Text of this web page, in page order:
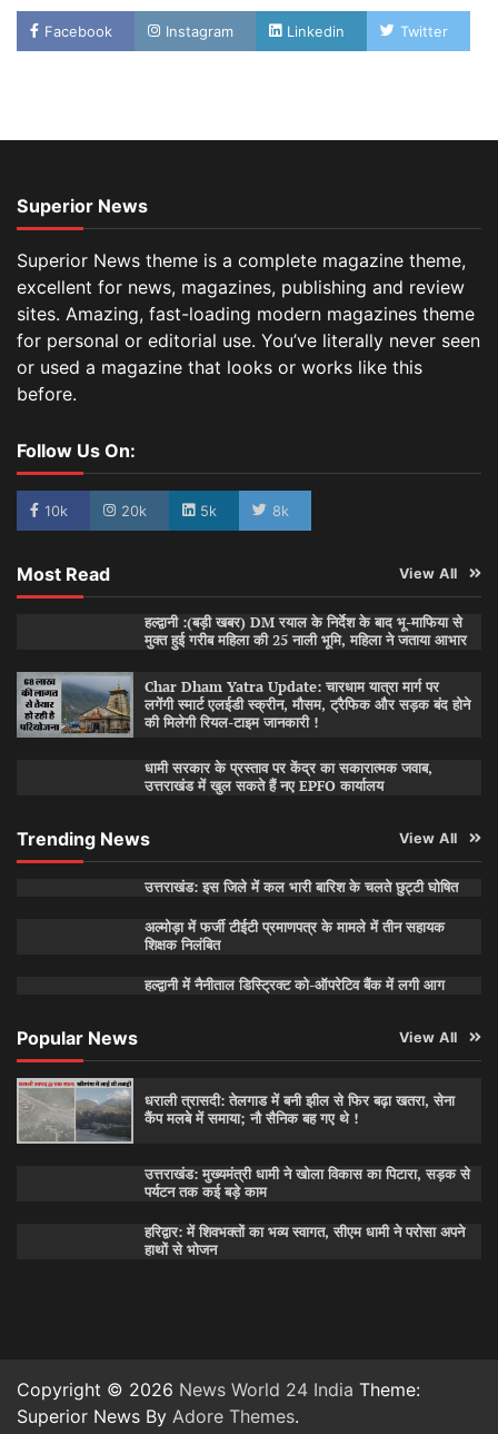
Facebook Instagram Linkedin Twitter
Superior News
Superior News theme is a complete magazine theme,
excellent for news, magazines, publishing and review
sites. Amazing, fast-loading modern magazines theme
for personal or editorial use. You’ve literally never seen
or used a magazine that looks or works like this
before.
Follow Us On:
10k 20k 5k 8k
Most Read View All
हल्द्वानी :(बड़ी खबर) DM रयाल के निर्देश के बाद भू-माफिया से
मुक्त हुई गरीब महिला की 25 नाली भूमि, महिला ने जताया आभार
Char Dham Yatra Update: चारधाम यात्रा मार्ग पर
लगेंगी स्मार्ट एलईडी स्क्रीन, मौसम, ट्रैफिक और सड़क बंद होने
की मिलेगी रियल-टाइम जानकारी !
धामी सरकार के प्रस्ताव पर केंद्र का सकारात्मक जवाब,
उत्तराखंड में खुल सकते हैं नए EPFO कार्यालय
Trending News View All
उत्तराखंड: इस जिले में कल भारी बारिश के चलते छुट्टी घोषित
अल्मोड़ा में फर्जी टीईटी प्रमाणपत्र के मामले में तीन सहायक
शिक्षक निलंबित
हल्द्वानी में नैनीताल डिस्ट्रिक्ट को-ऑपरेटिव बैंक में लगी आग
Popular News View All
धराली त्रासदी: तेलगाड में बनी झील से फिर बढ़ा खतरा, सेना
कैंप मलबे में समाया; नौ सैनिक बह गए थे !
उत्तराखंड: मुख्यमंत्री धामी ने खोला विकास का पिटारा, सड़क से
पर्यटन तक कई बड़े काम
हरिद्वार: में शिवभक्तों का भव्य स्वागत, सीएम धामी ने परोसा अपने
हाथों से भोजन
Copyright © 2026 News World 24 India Theme:
Superior News By Adore Themes.